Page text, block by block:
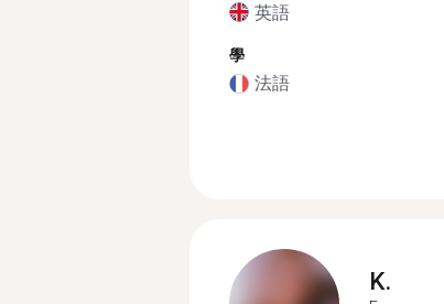
英語
學
法語
K.